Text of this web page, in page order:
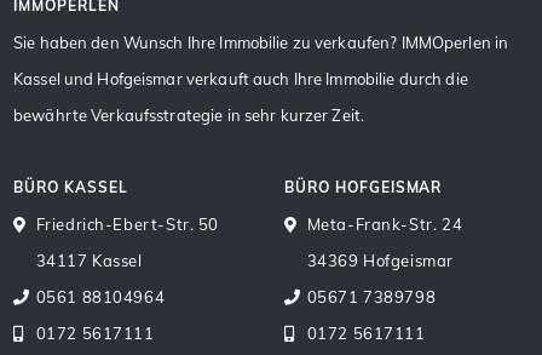
IMMOPERLEN
Sie haben den Wunsch Ihre Immobilie zu verkaufen? IMMOperlen in
Kassel und Hofgeismar verkauft auch Ihre Immobilie durch die
bewährte Verkaufsstrategie in sehr kurzer Zeit.
BÜRO KASSEL
Friedrich-Ebert-Str. 50
34117 Kassel
0561 88104964
0172 5617111
BÜRO HOFGEISMAR
Meta-Frank-Str. 24
34369 Hofgeismar
05671 7389798
0172 5617111